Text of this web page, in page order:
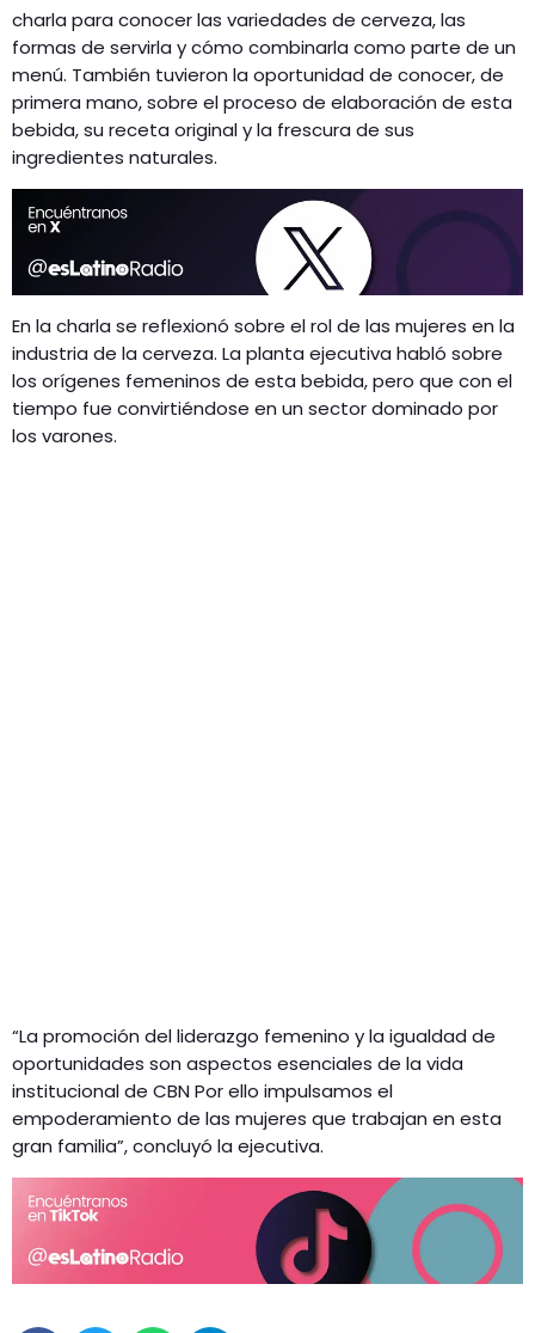
charla para conocer las variedades de cerveza, las
formas de servirla y cómo combinarla como parte de un
menú. También tuvieron la oportunidad de conocer, de
primera mano, sobre el proceso de elaboración de esta
bebida, su receta original y la frescura de sus
ingredientes naturales.
En la charla se reflexionó sobre el rol de las mujeres en la
industria de la cerveza. La planta ejecutiva habló sobre
los orígenes femeninos de esta bebida, pero que con el
tiempo fue convirtiéndose en un sector dominado por
los varones.
“La promoción del liderazgo femenino y la igualdad de
oportunidades son aspectos esenciales de la vida
institucional de CBN Por ello impulsamos el
empoderamiento de las mujeres que trabajan en esta
gran familia”, concluyó la ejecutiva.